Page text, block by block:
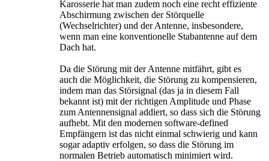
Karosserie hat man zudem noch eine recht effiziente
Abschirmung zwischen der Störquelle
(Wechselrichter) und der Antenne, insbesondere,
wenn man eine konventionelle Stabantenne auf dem
Dach hat.
Da die Störung mit der Antenne mitfährt, gibt es
auch die Möglichkeit, die Störung zu kompensieren,
indem man das Störsignal (das ja in diesem Fall
bekannt ist) mit der richtigen Amplitude und Phase
zum Antennensignal addiert, so dass sich die Störung
aufhebt. Mit den modernen software-defined
Empfängern ist das nicht einmal schwierig und kann
sogar adaptiv erfolgen, so dass die Störung im
normalen Betrieb automatisch minimiert wird.